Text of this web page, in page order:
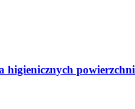
powierzchni